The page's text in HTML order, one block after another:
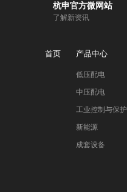
杭申官方微网站
了解新资讯
首页 产品中心
低压配电
中压配电
工业控制与保护
新能源
成套设备